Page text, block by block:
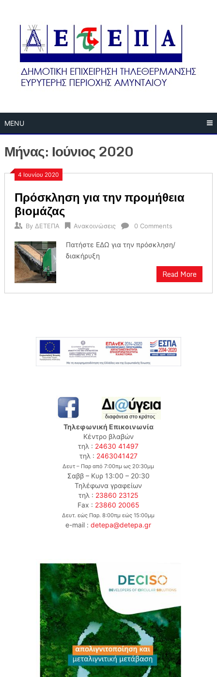
content
MENU
Μήνας:Ιούνιος 2020
4 Ιουνίου 2020
Πρόσκληση για την προμήθεια
βιομάζας
By ΔΕΤΕΠΑ Ανακοινώσεις 0 Comments
Πατήστε ΕΔΩ για την πρόσκληση/
διακήρυξη
Read More
Τηλεφωνική Επικοινωνία
Κέντρο βλαβών
τηλ : 24630 41497
τηλ : 2463041427
Δευτ – Παρ από 7:00πμ ως 20:30μμ
Σαββ – Κυρ 13:00 – 20:30
Τηλέφωνα γραφείων
τηλ : 23860 23125
Fax : 23860 20065
Δευτ. εώς Παρ. 8:00πμ εώς 15:00μμ
e-mail :detepa@detepa.gr